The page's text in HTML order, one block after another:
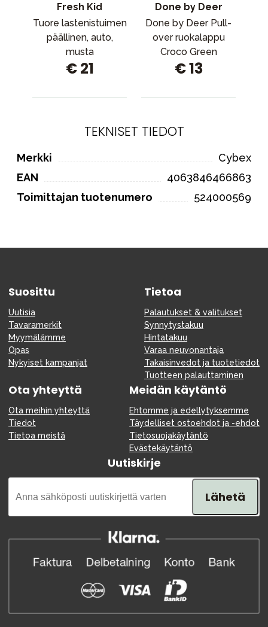
Fresh Kid
Tuore lastenistuimen
päällinen, auto,
musta
€ 21
Done by Deer
Done by Deer Pull-
over ruokalappu
Croco Green
€ 13
TEKNISET TIEDOT
Merkki
Cybex
EAN
4063846466863
Toimittajan tuotenumero
524000569
Suosittu
Uutisia
Tavaramerkit
Myymälämme
Opas
Nykyiset kampanjat
Tietoa
Palautukset & valitukset
Synnytystakuu
Hintatakuu
Varaa neuvonantaja
Takaisinvedot ja tuotetiedot
Tuotteen palauttaminen
Ota yhteyttä
Ota meihin yhteyttä
Tiedot
Tietoa meistä
Meidän käytäntö
Ehtomme ja edellytyksemme
Täydelliset ostoehdot ja -ehdot
Tietosuojakäytäntö
Evästekäytäntö
Uutiskirje
Lähetä